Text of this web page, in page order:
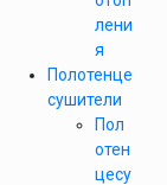
лени
я
Полотенце
сушители
Пол
отен
цесу